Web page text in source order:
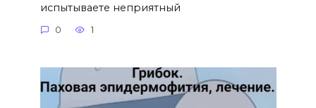
испытываете неприятный
0 1